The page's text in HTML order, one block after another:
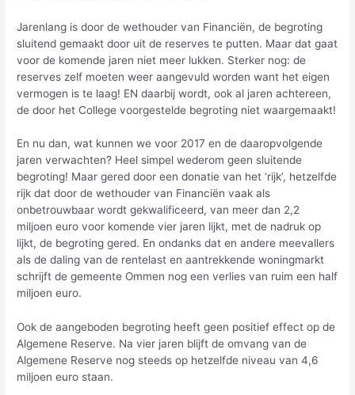
Jarenlang is door de wethouder van Financiën, de begroting
sluitend gemaakt door uit de reserves te putten. Maar dat gaat
voor de komende jaren niet meer lukken. Sterker nog: de
reserves zelf moeten weer aangevuld worden want het eigen
vermogen is te laag! EN daarbij wordt, ook al jaren achtereen,
de door het College voorgestelde begroting niet waargemaakt!
En nu dan, wat kunnen we voor 2017 en de daaropvolgende
jaren verwachten? Heel simpel wederom geen sluitende
begroting! Maar gered door een donatie van het ‘rijk’, hetzelfde
rijk dat door de wethouder van Financiën vaak als
onbetrouwbaar wordt gekwalificeerd, van meer dan 2,2
miljoen euro voor komende vier jaren lijkt, met de nadruk op
lijkt, de begroting gered. En ondanks dat en andere meevallers
als de daling van de rentelast en aantrekkende woningmarkt
schrijft de gemeente Ommen nog een verlies van ruim een half
miljoen euro.
Ook de aangeboden begroting heeft geen positief effect op de
Algemene Reserve. Na vier jaren blijft de omvang van de
Algemene Reserve nog steeds op hetzelfde niveau van 4,6
miljoen euro staan.